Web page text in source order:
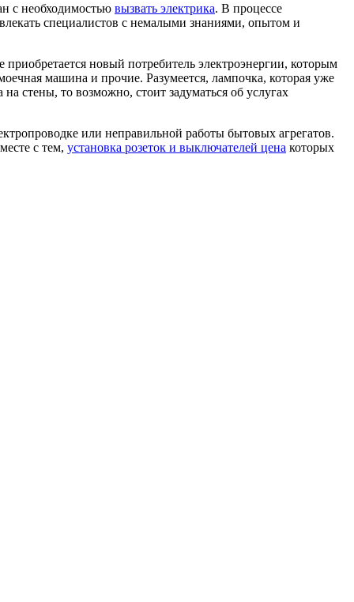
с необходимостью вызвать электрика. В процессе
специалистов с немалыми знаниями, опытом и
новый потребитель электроэнергии, которым
машина и прочие. Разумеется, лампочка, которая уже
стены, то возможно, стоит задуматься об услугах
или неправильной работы бытовых агрегатов.
с тем, установка розеток и выключателей цена которых